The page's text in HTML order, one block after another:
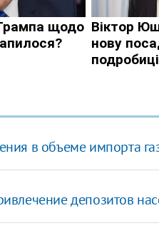
в объеме импорта
депозитов